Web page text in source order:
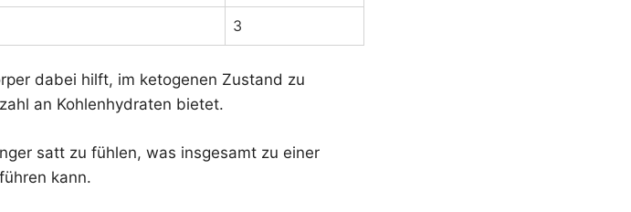
3
dabei hilft, im ketogenen Zustand zu
an Kohlenhydraten bietet.
satt zu fühlen, was insgesamt zu einer
kann.